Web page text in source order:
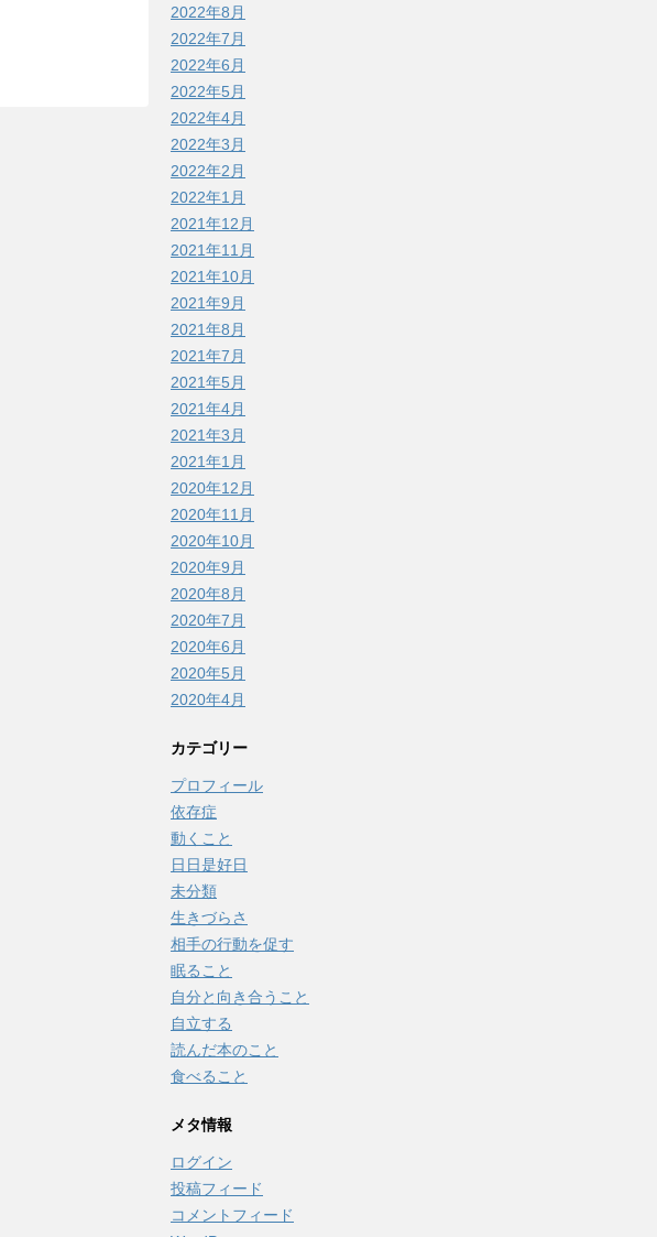
2022年8月
2022年7月
2022年6月
2022年5月
2022年4月
2022年3月
2022年2月
2022年1月
2021年12月
2021年11月
2021年10月
2021年9月
2021年8月
2021年7月
2021年5月
2021年4月
2021年3月
2021年1月
2020年12月
2020年11月
2020年10月
2020年9月
2020年8月
2020年7月
2020年6月
2020年5月
2020年4月
カテゴリー
プロフィール
依存症
動くこと
日日是好日
未分類
生きづらさ
相手の行動を促す
眠ること
自分と向き合うこと
自立する
読んだ本のこと
食べること
メタ情報
ログイン
投稿フィード
コメントフィード